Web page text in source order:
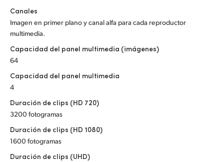
Canales
Imagen en primer plano y canal alfa para cada reproductor
multimedia.
Capacidad del panel multimedia (imágenes)
64
Capacidad del panel multimedia
4
Duración de clips (HD 720)
3200 fotogramas
Duración de clips (HD 1080)
1600 fotogramas
Duración de clips (UHD)